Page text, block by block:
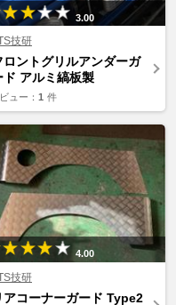
3.00
技研
ロントグリルアンダーガ
ド アルミ縞板製
ュー： 1 件
4.00
技研
アコーナーガード Type2